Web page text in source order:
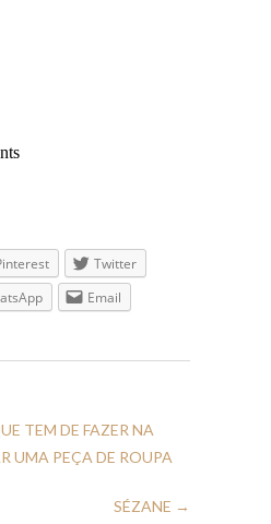
Twitter
Email
TEM DE FAZER NA
UMA PEÇA DE ROUPA
SÉZANE →